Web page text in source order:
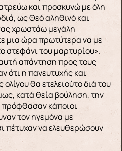
και προσκυνώ με όλη
ως Θεό αληθινό και
χρωστάω μεγάλη
μια ώρα πρωτύτερα να με
στεφάνι του μαρτυρίου».
απάντηση προς τους
ότι η πανευτυχής και
θα ετελειούτο διά του
κατά θεία βούληση, την
πρόφθασαν κάποιοι
τον ηγεμόνα με
πέτυχαν να ελευθερώσουν